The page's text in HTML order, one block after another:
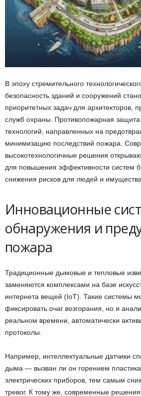
В эпоху стремительного
безопасность зданий и сооружений
приоритетных задач для архитекторов,
служб охраны. Противопожарная
технологий, направленных на
минимизацию последствий пожара.
высокотехнологичные решения
для повышения эффективности систем
снижения рисков для людей и имущества.
Инновационные
обнаружения и
пожара
Традиционные дымовые и тепловые
заменяются комплексами на базе
интернета вещей (IoT). Такие системы
фиксировать очаг возгорания, но и
реальном времени, автоматически
протоколы.
Например, интеллектуальные датчики
дыма — вызван ли он горением
электрических приборов, тем самым
тревог. К тому же, современные